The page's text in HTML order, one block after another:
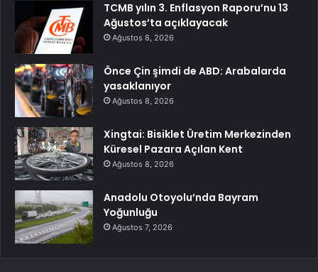
TCMB yılın 3. Enflasyon Raporu’nu 13
Ağustos’ta açıklayacak
Ağustos 8, 2026
Önce Çin şimdi de ABD: Arabalarda
yasaklanıyor
Ağustos 8, 2026
Xingtai: Bisiklet Üretim Merkezinden
Küresel Pazara Açılan Kent
Ağustos 8, 2026
Anadolu Otoyolu’nda Bayram
Yoğunluğu
Ağustos 7, 2026